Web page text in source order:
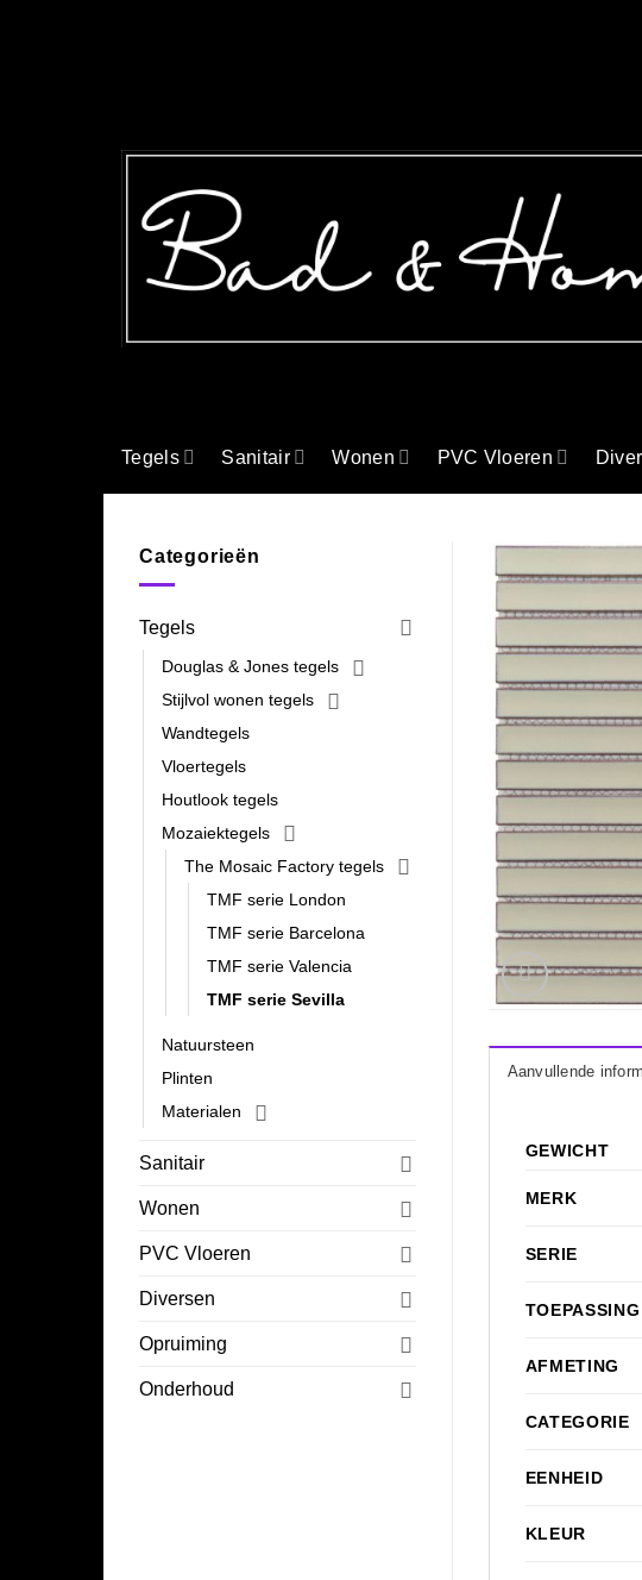
Tegels Sanitair Wonen PVC Vloeren
Categorieën
Tegels
Douglas & Jones tegels
Stijlvol wonen tegels
Wandtegels
Vloertegels
Houtlook tegels
Mozaiektegels
The Mosaic Factory tegels
TMF serie London
TMF serie Barcelona
TMF serie Valencia
TMF serie Sevilla
Natuursteen
Plinten
Materialen
Sanitair
Wonen
PVC Vloeren
Diversen
Opruiming
Onderhoud
Aanvullende
GEWICHT
MERK
SERIE
TOEPASSING
AFMETING
CATEGORIE
EENHEID
KLEUR